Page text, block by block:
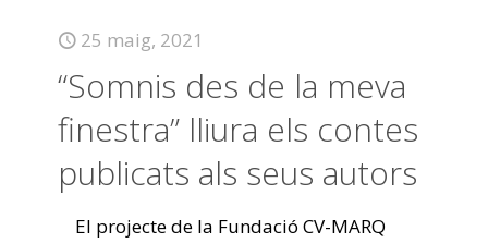
25 maig, 2021
“Somnis des de la meva
finestra” lliura els contes
publicats als seus autors
El projecte de la Fundació CV-MARQ